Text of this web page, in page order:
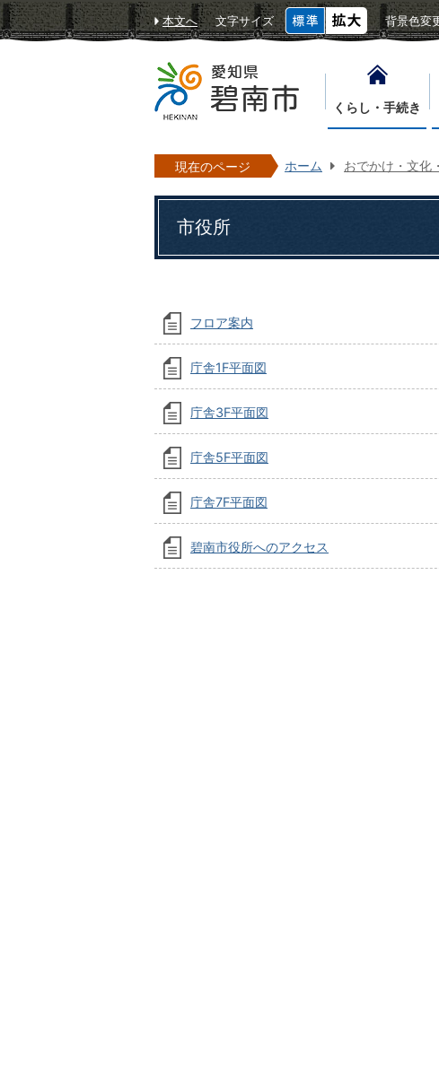
本文へ 文字サイズ 背景色変
くらし・手続き
現在のページ ホーム おでかけ・文化
市役所
フロア案内
庁舎1F平面図
庁舎3F平面図
庁舎5F平面図
庁舎7F平面図
碧南市役所へのアクセス